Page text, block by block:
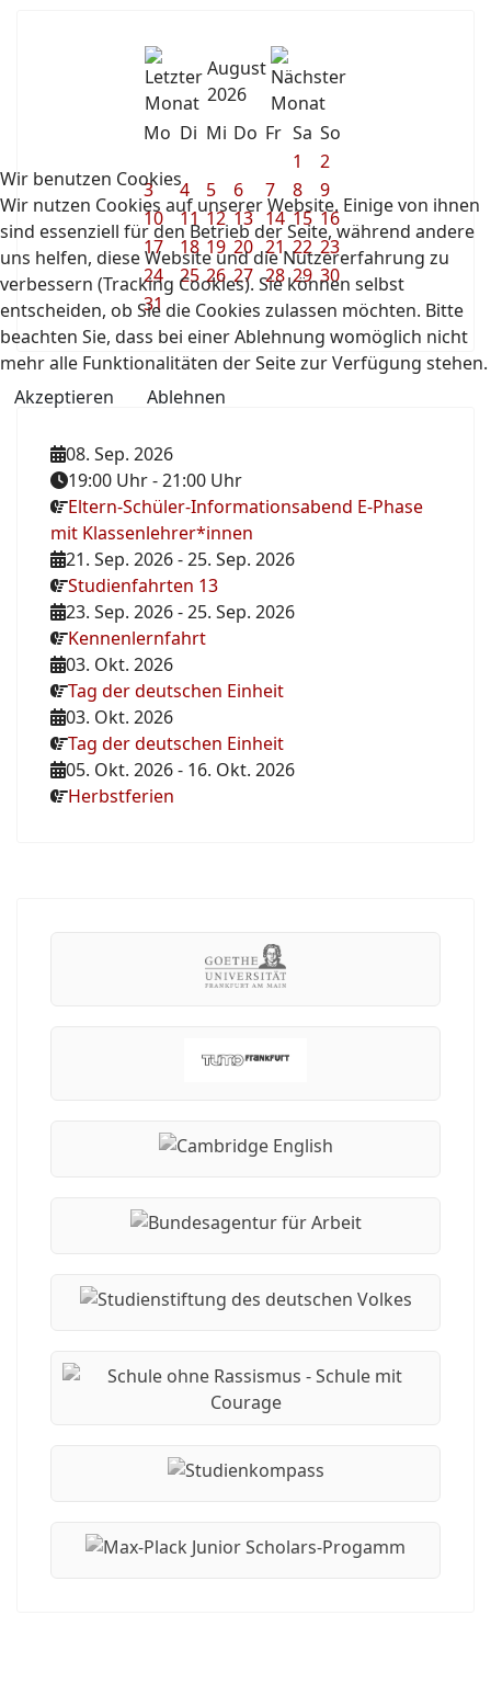
August
2026
Mo Di Mi Do Fr Sa So
1
2
3
4 5 6 7 8
9
10
11 12 13 14 15 16
17
18 19 20 21 22 23
24
25 26 27 28 29 30
31
08. Sep. 2026
19:00 Uhr-21:00 Uhr
Eltern-Schüler-Informationsabend E-Phase
mit Klassenlehrer*innen
21. Sep. 2026-25. Sep. 2026
Studienfahrten 13
23. Sep. 2026-25. Sep. 2026
Kennenlernfahrt
03. Okt. 2026
Tag der deutschen Einheit
03. Okt. 2026
Tag der deutschen Einheit
05. Okt. 2026- 16. Okt. 2026
Herbstferien
Wir benutzen Cookies
Wir nutzen Cookies auf unserer Website. Einige von ihnen
sind essenziell für den Betrieb der Seite, während andere
uns helfen, diese Website und die Nutzererfahrung zu
verbessern (Tracking Cookies). Sie können selbst
entscheiden, ob Sie die Cookies zulassen möchten. Bitte
beachten Sie, dass bei einer Ablehnung womöglich nicht
mehr alle Funktionalitäten der Seite zur Verfügung stehen.
Akzeptieren
Ablehnen